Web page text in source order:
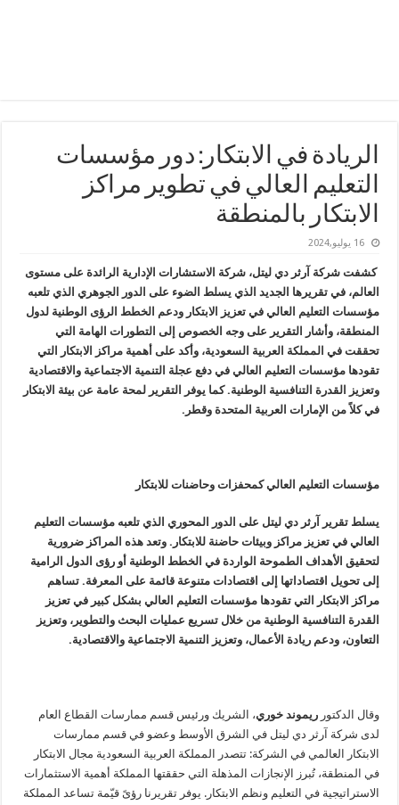
الريادة في الابتكار: دور مؤسسات
التعليم العالي في تطوير مراكز
الابتكار بالمنطقة
16 يوليو,2024
كشفت شركة آرثر دي ليتل، شركة الاستشارات الإدارية الرائدة على مستوى
العالم، في تقريرها الجديد الذي يسلط الضوء على الدور الجوهري الذي تلعبه
مؤسسات التعليم العالي في تعزيز الابتكار ودعم الخطط الرؤى الوطنية لدول
المنطقة، وأشار التقرير على وجه الخصوص إلىالتطورات الهامة التي
تحققت في المملكة العربية السعودية، وأكد على أهمية مراكز الابتكار التي
تقودها مؤسسات التعليم العالي في دفع عجلة التنمية الاجتماعية والاقتصادية
وتعزيز القدرة التنافسية الوطنية. كما يوفر التقرير لمحة عامة عن بيئة الابتكار
في كلاً من الإمارات العربية المتحدة وقطر.
مؤسسات التعليم العالي كمحفزات وحاضنات للابتكار
يسلط تقرير آرثر دي ليتل على الدور المحوري الذي تلعبه مؤسسات التعليم
العالي في تعزيز مراكز وبيئات حاضنة للابتكار. وتعد هذه المراكز ضرورية
لتحقيق الأهداف الطموحة الواردة في الخطط الوطنية أو رؤى الدول الرامية
إلى تحويل اقتصاداتها إلى اقتصادات متنوعة قائمة على المعرفة. تساهم
مراكز الابتكار التي تقودها مؤسسات التعليم العالي بشكل كبير في تعزيز
القدرة التنافسية الوطنية من خلال تسريع عمليات البحث والتطوير، وتعزيز
التعاون، ودعم ريادة الأعمال، وتعزيز التنمية الاجتماعية والاقتصادية.
وقال الدكتور ريموند خوري، الشريك ورئيس قسم ممارسات القطاع العام
لدى شركة آرثر دي ليتل في الشرق الأوسط وعضو في قسم ممارسات
الابتكار العالمي في الشركة: تتصدر المملكة العربية السعودية مجال الابتكار
في المنطقة، تُبرز الإنجازات المذهلة التي حققتها المملكة أهمية الاستثمارات
الاستراتيجية في التعليم ونظم الابتكار. يوفر تقريرنا رؤىً قيّمة تساعد المملكة